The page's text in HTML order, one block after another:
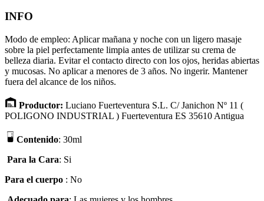
INFO
Modo de empleo: Aplicar mañana y noche con un ligero masaje
sobre la piel perfectamente limpia antes de utilizar su crema de
belleza diaria. Evitar el contacto directo con los ojos, heridas abiertas
y mucosas. No aplicar a menores de 3 años. No ingerir. Mantener
fuera del alcance de los niños.
Productor: Luciano Fuerteventura S.L. C/ Janichon Nº 11 (
POLIGONO INDUSTRIAL ) Fuerteventura ES 35610 Antigua
Contenido: 30ml
Para la Cara: Si
Para el cuerpo : No